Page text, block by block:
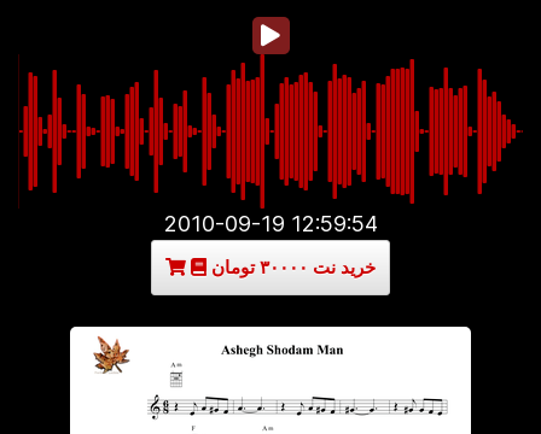
2010-09-19 12:59:54
خرید نت ۳۰۰۰۰ تومان